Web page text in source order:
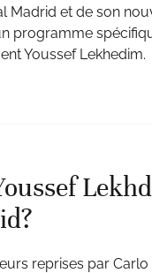
Madrid et de son
programme
Youssef Lekhedim.
reprises par